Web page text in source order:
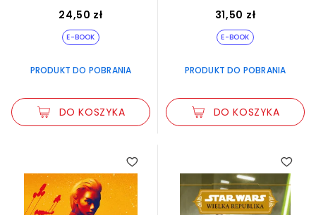
24,50 zł
E-BOOK
PRODUKT DO POBRANIA
DO KOSZYKA
31,50 zł
E-BOOK
PRODUKT DO POBRANIA
DO KOSZYKA